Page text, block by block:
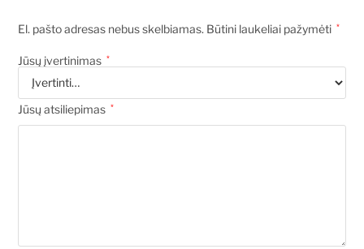
El. pašto adresas nebus skelbiamas. Būtini laukeliai pažymėti *
Jūsų įvertinimas *
Jūsų atsiliepimas *